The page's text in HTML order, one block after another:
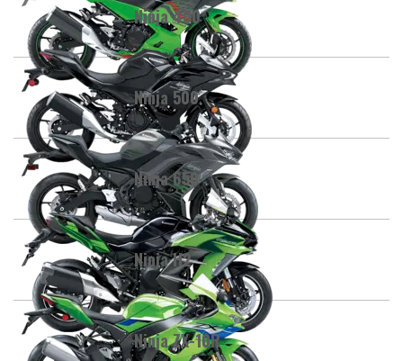
Ninja 400
Ninja 500
Ninja 650
Ninja H2
Ninja ZX-10R